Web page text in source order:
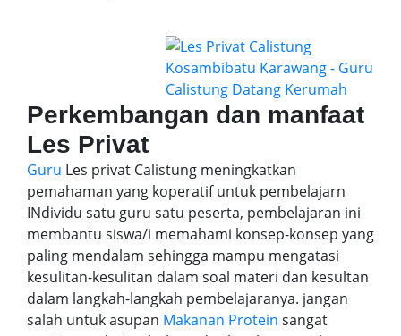
Perkembangan dan manfaat
Les Privat
Guru Les privat Calistung meningkatkan
pemahaman yang koperatif untuk pembelajarn
INdividu satu guru satu peserta, pembelajaran ini
membantu siswa/i memahami konsep-konsep yang
paling mendalam sehingga mampu mengatasi
kesulitan-kesulitan dalam soal materi dan kesultan
dalam langkah-langkah pembelajaranya. jangan
salah untuk asupan Makanan Protein sangat